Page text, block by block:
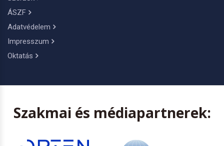
ÁSZF
Adatvédelem
Impresszum
Oktatás
Szakmai és médiapartnerek: